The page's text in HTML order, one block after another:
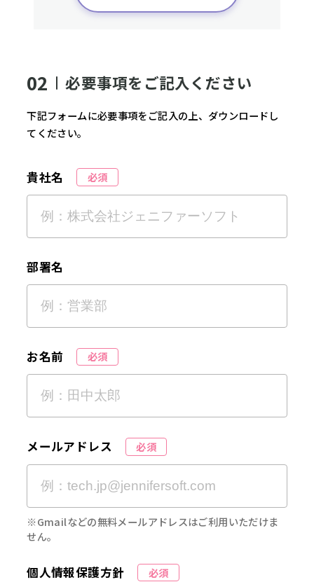
02 必要事項をご記入ください
下記フォームに必要事項をご記入の上、ダウンロードし
てください。
貴社名 必須
部署名
お名前 必須
メールアドレス 必須
※Gmailなどの無料メールアドレスはご利用いただけま
せん。
個人情報保護方針 必須